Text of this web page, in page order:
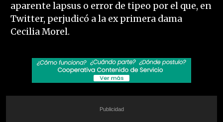
aparente lapsus o error de tipeo por el que, en
Twitter, perjudicó a la ex primera dama
Cecilia Morel.